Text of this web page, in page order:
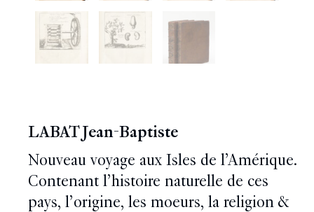
LABAT Jean-Baptiste
Nouveau voyage aux Isles de l’Amérique.
Contenant l’histoire naturelle de ces
pays, l’origine, les moeurs, la religion &